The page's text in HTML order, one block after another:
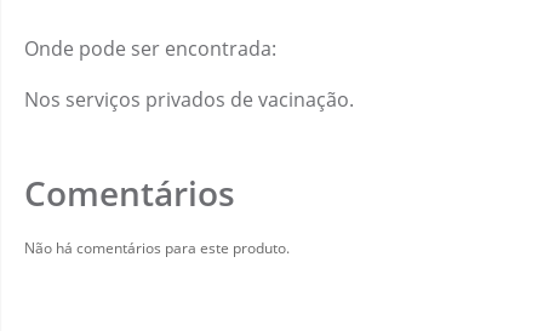
Onde pode ser encontrada:
Nos serviços privados de vacinação.
Comentários
Não há comentários para este produto.